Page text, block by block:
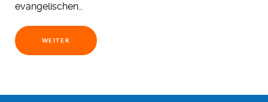
evangelischen…
WEITER